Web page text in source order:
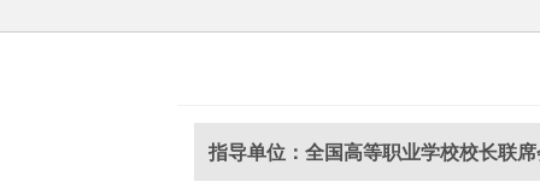
指导单位：全国高等职业学校校长联